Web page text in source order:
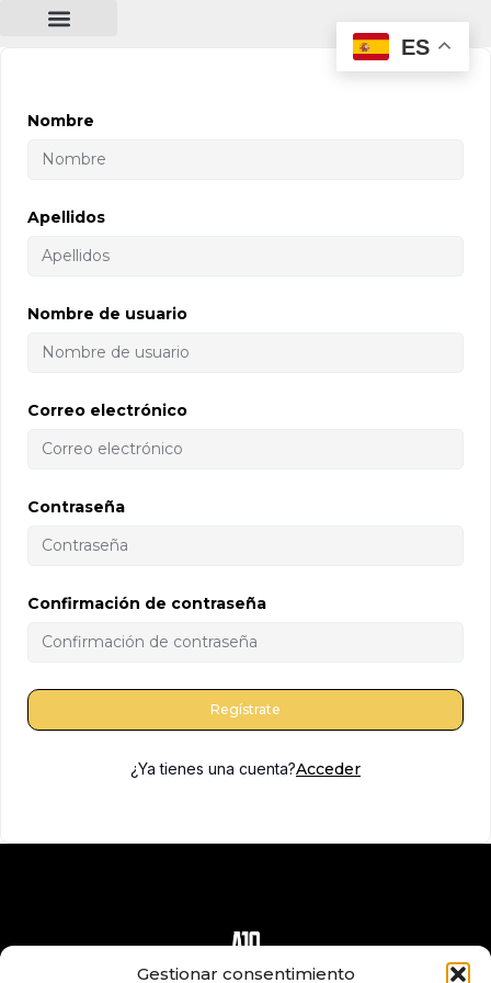
Gestionar consentimiento
contenido
Nombre
Apellidos
Nombre de usuario
Correo electrónico
Contraseña
Confirmación de contraseña
Regístrate
¿Ya tienes una cuenta?Acceder
ES